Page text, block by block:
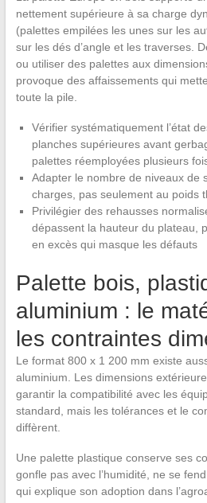
nettement supérieure à sa charge
(palettes empilées les unes sur les
sur les dés d’angle et les traverses.
ou utiliser des palettes aux
provoque des affaissements qui
toute la pile.
Vérifier systématiquement l’état
planches supérieures avant
palettes réemployées plusieurs
Adapter le nombre de niveaux de
charges, pas seulement au poids
Privilégier des rehausses
dépassent la hauteur du plateau,
en excès qui masque les défauts
Palette bois,
aluminium : le
les contraintes
Le format 800 x 1 200 mm existe
aluminium. Les dimensions
garantir la compatibilité avec les
standard, mais les tolérances et le
diffèrent.
Une palette plastique conserve ses
gonfle pas avec l’humidité, ne se
qui explique son adoption dans